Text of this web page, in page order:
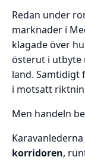
Redan under
marknader i
klagade över
österut i utbyte
land. Samtidigt
i motsatt
Men handeln
korridoren,